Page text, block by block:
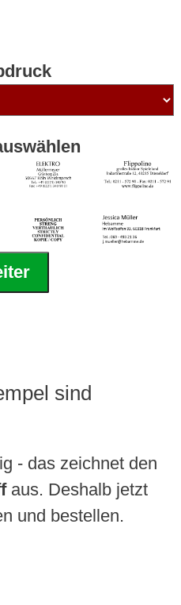
sind
- das zeichnet den
aus. Deshalb jetzt
und bestellen.